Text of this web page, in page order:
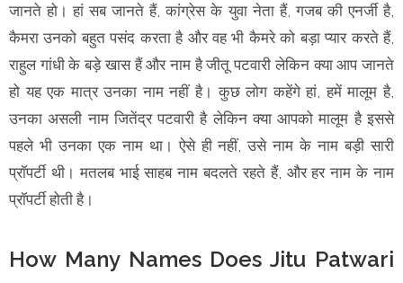
जानते हो। हां सब जानते हैं, कांग्रेस के युवा नेता हैं, गजब की एनर्जी है,
कैमरा उनको बहुत पसंद करता है और वह भी कैमरे को बड़ा प्यार करते हैं,
राहुल गांधी के बड़े खास हैं और नाम है जीतू पटवारी लेकिन क्या आप जानते
हो यह एक मात्र उनका नाम नहीं है। कुछ लोग कहेंगे हां, हमें मालूम है,
उनका असली नाम जितेंद्र पटवारी है लेकिन क्या आपको मालूम है इससे
पहले भी उनका एक नाम था। ऐसे ही नहीं, उसे नाम के नाम बड़ी सारी
प्रॉपर्टी थी। मतलब भाई साहब नाम बदलते रहते हैं, और हर नाम के नाम
प्रॉपर्टी होती है।
How Many Names Does Jitu Patwari